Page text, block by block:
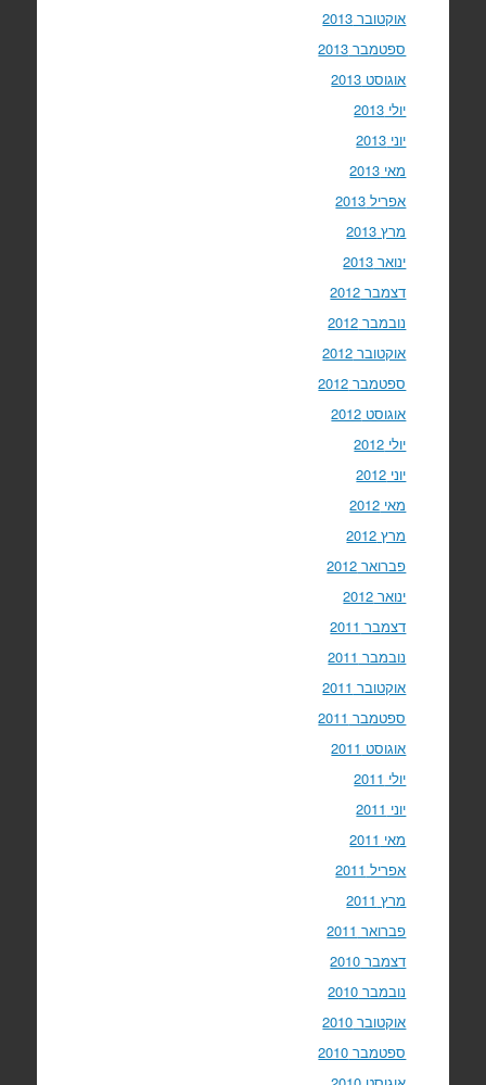
אוקטובר 2013
ספטמבר 2013
אוגוסט 2013
יולי 2013
יוני 2013
מאי 2013
אפריל 2013
מרץ 2013
ינואר 2013
דצמבר 2012
נובמבר 2012
אוקטובר 2012
ספטמבר 2012
אוגוסט 2012
יולי 2012
יוני 2012
מאי 2012
מרץ 2012
פברואר 2012
ינואר 2012
דצמבר 2011
נובמבר 2011
אוקטובר 2011
ספטמבר 2011
אוגוסט 2011
יולי 2011
יוני 2011
מאי 2011
אפריל 2011
מרץ 2011
פברואר 2011
דצמבר 2010
נובמבר 2010
אוקטובר 2010
ספטמבר 2010